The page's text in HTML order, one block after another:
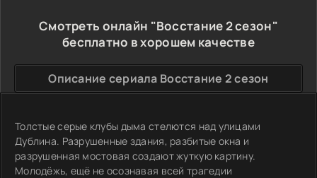
Смотреть онлайн "Восстание 2 сезон"
бесплатно в хорошем качестве
Описание сериала Восстание 2 сезон
Толстые серые клубы дыма стелются над улицами
Дублина. Разрушенные здания, разбитые окна и
разрушенная мостовая создают жуткую картину.
Молодёжь, ещё не осознавая всей трагедии